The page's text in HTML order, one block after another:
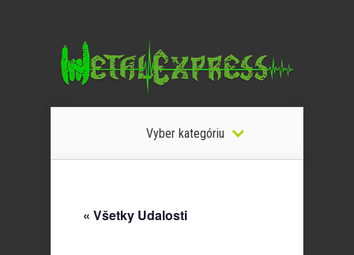
Vyber kategóriu
« Všetky Udalosti